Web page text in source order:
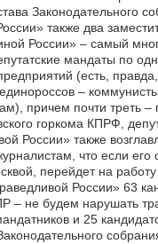
Законодательного
также два
России» – самый
мандаты по
(есть,
–
причем почти
горкома КПРФ,
России» также
что если
перейдет на
России» 63
– не будем нарушать
и 25